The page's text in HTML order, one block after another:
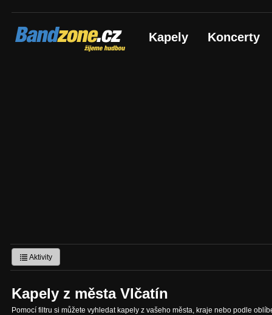
Bandzone.cz
žijeme hudbou Kapely Koncerty
Aktivity
Kapely z města Vlčatín
Pomocí filtru si můžete vyhledat kapely z vašeho města, kraje nebo podle